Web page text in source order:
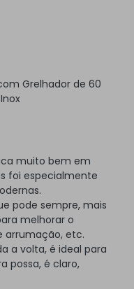
Grelhador de 60
muito bem em
foi especialmente
pode sempre, mais
melhorar o
arrumação, etc.
a volta, é ideal para
possa, é claro,